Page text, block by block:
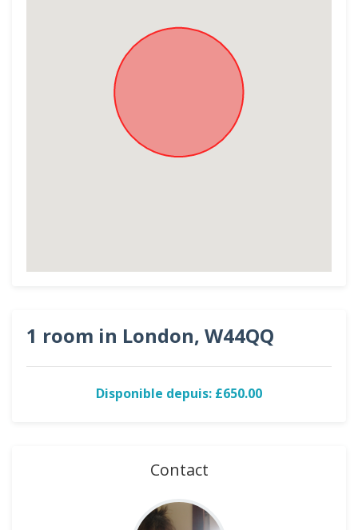
1 room in London, W44QQ
Disponible depuis: £650.00
Contact